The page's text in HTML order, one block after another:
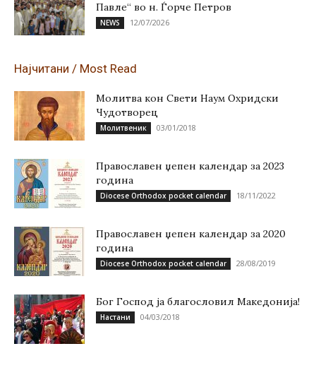
Павле“ во н. Ѓорче Петров
NEWS 12/07/2026
Најчитани / Most Read
Молитва кон Свети Наум Охридски
Чудотворец
Молитвеник 03/01/2018
Православен џепен календар за 2023
година
Diocese Orthodox pocket calendar 18/11/2022
Православен џепен календар за 2020
година
Diocese Orthodox pocket calendar 28/08/2019
Бог Господ ја благословил Македонија!
Настани 04/03/2018